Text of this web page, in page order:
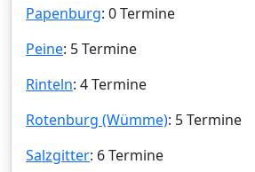
Papenburg: 0 Termine
Peine: 5 Termine
Rinteln: 4 Termine
Rotenburg (Wümme): 5 Termine
Salzgitter: 6 Termine